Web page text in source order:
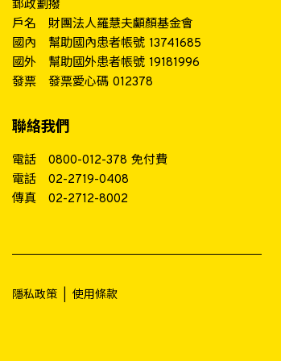
郵政劃撥
戶名
財團法人羅慧夫顱顏基金會
國內
幫助國內患者帳號 13741685
國外
幫助國外患者帳號 19181996
發票
發票愛心碼 012378
聯絡我們
電話 0800-012-378 免付費
電話
02-2719-0408
傳真
02-2712-8002
隱私政策 使用條款